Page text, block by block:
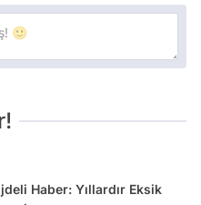
Haber: Yıllardır Eksik